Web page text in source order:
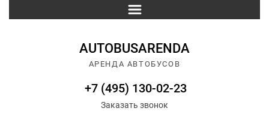
AUTOBUSARENDA
АРЕНДА АВТОБУСОВ
+7 (495) 130-02-23
Заказать звонок